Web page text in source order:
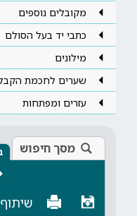
מקובלים נוספים
כתבי יד בעל הסולם
מילונים
שערים לחכמת
עזרים ומפתחות
מסך חיפוש
שיתוף